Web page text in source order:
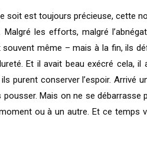
soit est toujours précieuse, cette
les efforts, malgré
même – mais à la fin, ils
Et il avait beau exécré cela, il
purent conserver l’espoir. Arrivé
Mais on ne se
ou à un autre. Et ce temps